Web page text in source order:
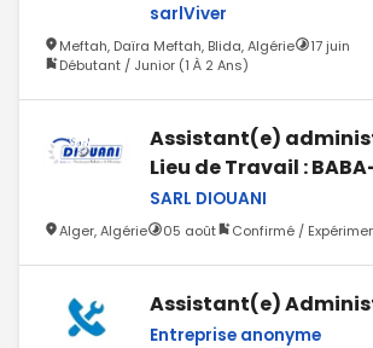
sarlViver
Meftah, Daïra Meftah, Blida, Algérie
17 juin
Débutant / Junior (1 À 2 Ans)
Assistant(e)
Lieu de Travail :
SARL DIOUANI
Alger, Algérie 05 août Confirmé /
Assistant(e)
Entreprise anonyme